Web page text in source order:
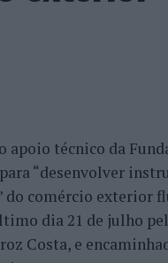
que acrescentou que
por clientes
desenvolvimento
impulsionam
apoio técnico da
“desenvolver
do comércio exterior
dia 21 de julho
Costa, e